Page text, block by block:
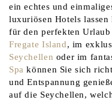
ein echtes und
luxuriösen Hotels
für den perfekten Urlaub
Fregate Island, im
Seychellen oder im
Spa können Sie sich
und Entspannung
auf die Seychellen,